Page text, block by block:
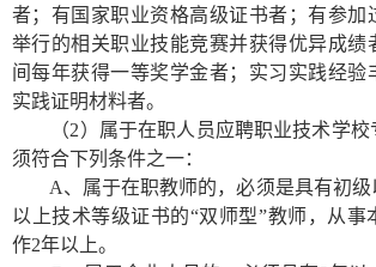
者；有国家职业资格高级证书者；有参加
举行的相关职业技能竞赛并获得优异成绩
间每年获得一等奖学金者；实习实践经验
实践证明材料者。
（2）属于在职人员应聘职业技术学
须符合下列条件之一：
A、属于在职教师的，必须是具有初
以上技术等级证书的“双师型”教师，从事
作2年以上。